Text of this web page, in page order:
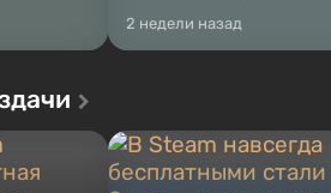
2 недели назад